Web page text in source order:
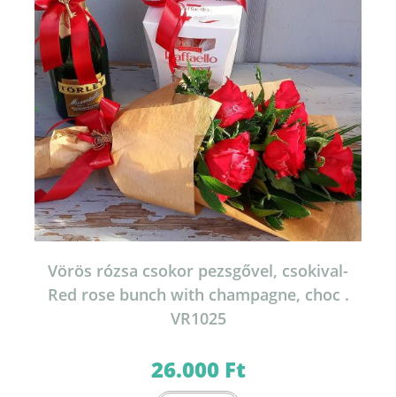
Vörös rózsa csokor pezsgővel, csokival-
Red rose bunch with champagne, choc .
VR1025
26.000 Ft